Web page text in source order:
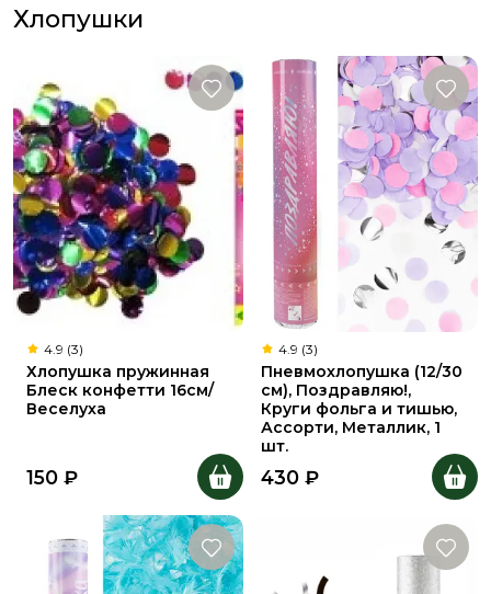
Хлопушки
4.9 (3)
Хлопушка пружинная
Блеск конфетти 16см/
Веселуха
150 ₽
4.9 (3)
Пневмохлопушка (12/30
см), Поздравляю!,
Круги фольга и тишью,
Ассорти, Металлик, 1
шт.
430 ₽